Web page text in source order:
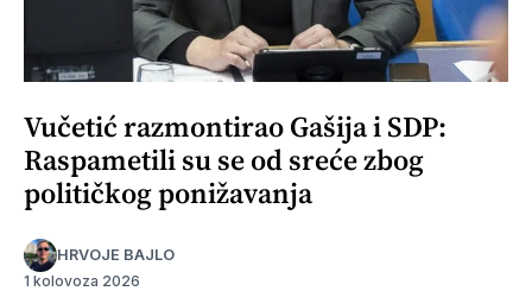
Vučetić razmontirao Gašija i SDP:
Raspametili su se od sreće zbog
političkog ponižavanja
HRVOJE BAJLO
1 kolovoza 2026